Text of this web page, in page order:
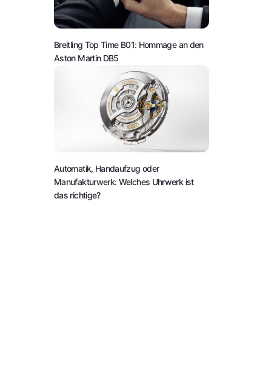
Breitling Top Time B01: Hommage an den
Aston Martin DB5
Automatik, Handaufzug oder
Manufakturwerk: Welches Uhrwerk ist
das richtige?